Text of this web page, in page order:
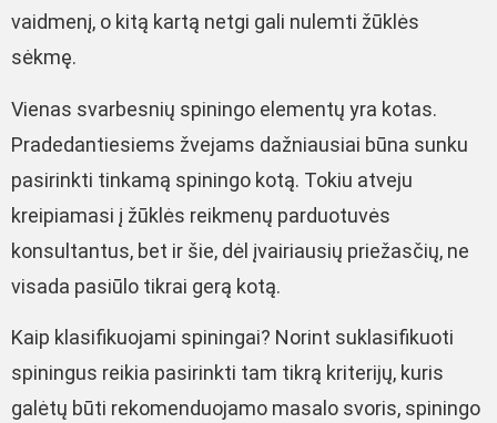
vaidmenį, o kitą kartą netgi gali nulemti žūklės
sėkmę.
Vienas svarbesnių spiningo elementų yra kotas.
Pradedantiesiems žvejams dažniausiai būna sunku
pasirinkti tinkamą spiningo kotą. Tokiu atveju
kreipiamasi į žūklės reikmenų parduotuvės
konsultantus, bet ir šie, dėl įvairiausių priežasčių, ne
visada pasiūlo tikrai gerą kotą.
Kaip klasifikuojami spiningai? Norint suklasifikuoti
spiningus reikia pasirinkti tam tikrą kriterijų, kuris
galėtų būti rekomenduojamo masalo svoris, spiningo